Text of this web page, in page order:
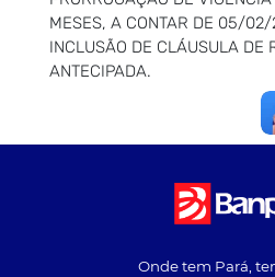
MESES, A CONTAR DE 05/
INCLUSÃO DE CLÁUSULA DE
ANTECIPADA.
Onde tem Pará,